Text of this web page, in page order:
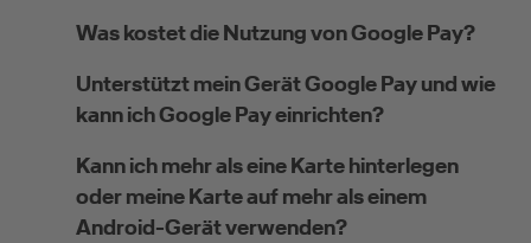
Was kostet die Nutzung von Google Pay?
Unterstützt mein Gerät Google Pay und wie
kann ich Google Pay einrichten?
Kann ich mehr als eine Karte hinterlegen
oder meine Karte auf mehr als einem
Android-Gerät verwenden?